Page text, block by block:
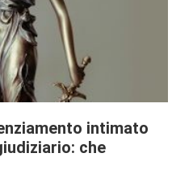
intimato
che